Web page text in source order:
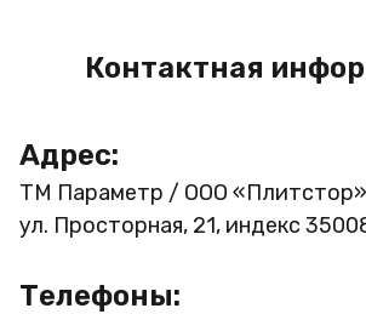
Контактная
Адрес:
ТМ Параметр / ООО «Плитстор»
ул. Просторная, 21, индекс
Телефоны: